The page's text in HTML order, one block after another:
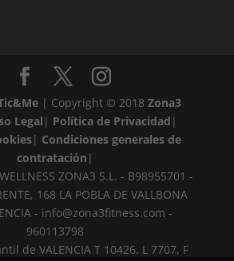
| Copyright © 2018Zona3
Legal | Política de Privacidad |
| Condiciones generales de
contratación |
ZONA3 S.L. - B98955701 -
168 LA POBLA DE VALLBONA
- info@zona3fitness.com -
960113798
de VALENCIA T 10426, L 7707, F